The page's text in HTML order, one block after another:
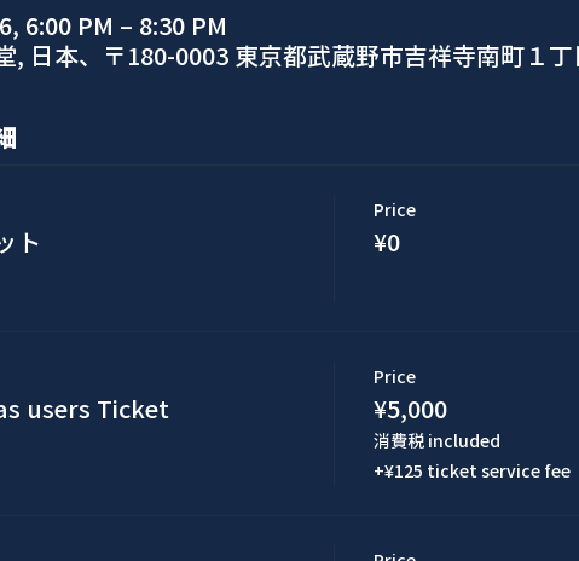
6:00 PM – 8:30 PM
, 日本、〒180-0003 東京都武蔵野市吉祥寺南町１
ト
Price
¥0
users Ticket
Price
¥5,000
消費税 included
+¥125 ticket service fee